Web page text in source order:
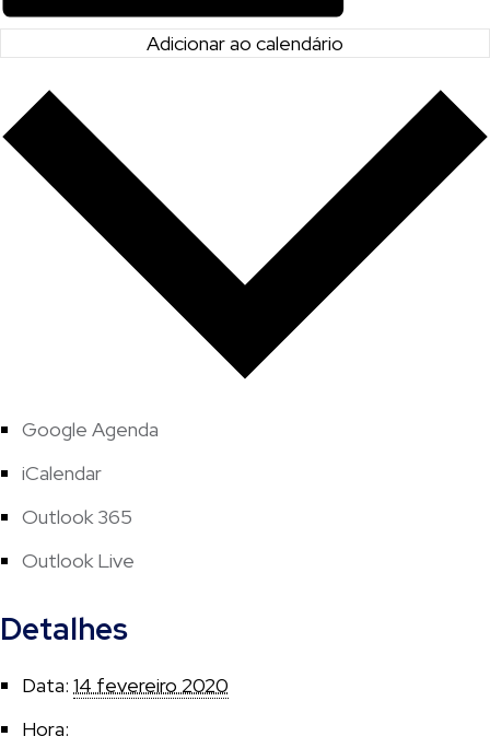
Adicionar ao calendário
Google Agenda
iCalendar
Outlook 365
Outlook Live
Detalhes
Data: 14 fevereiro 2020
Hora: